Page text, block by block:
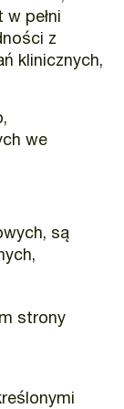
pełni
z
klinicznych,
we
są
strony